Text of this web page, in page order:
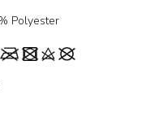
Polyester